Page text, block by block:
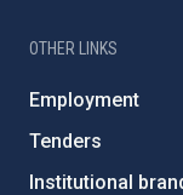
OTHER LINKS
Employment
Tenders
Institutional